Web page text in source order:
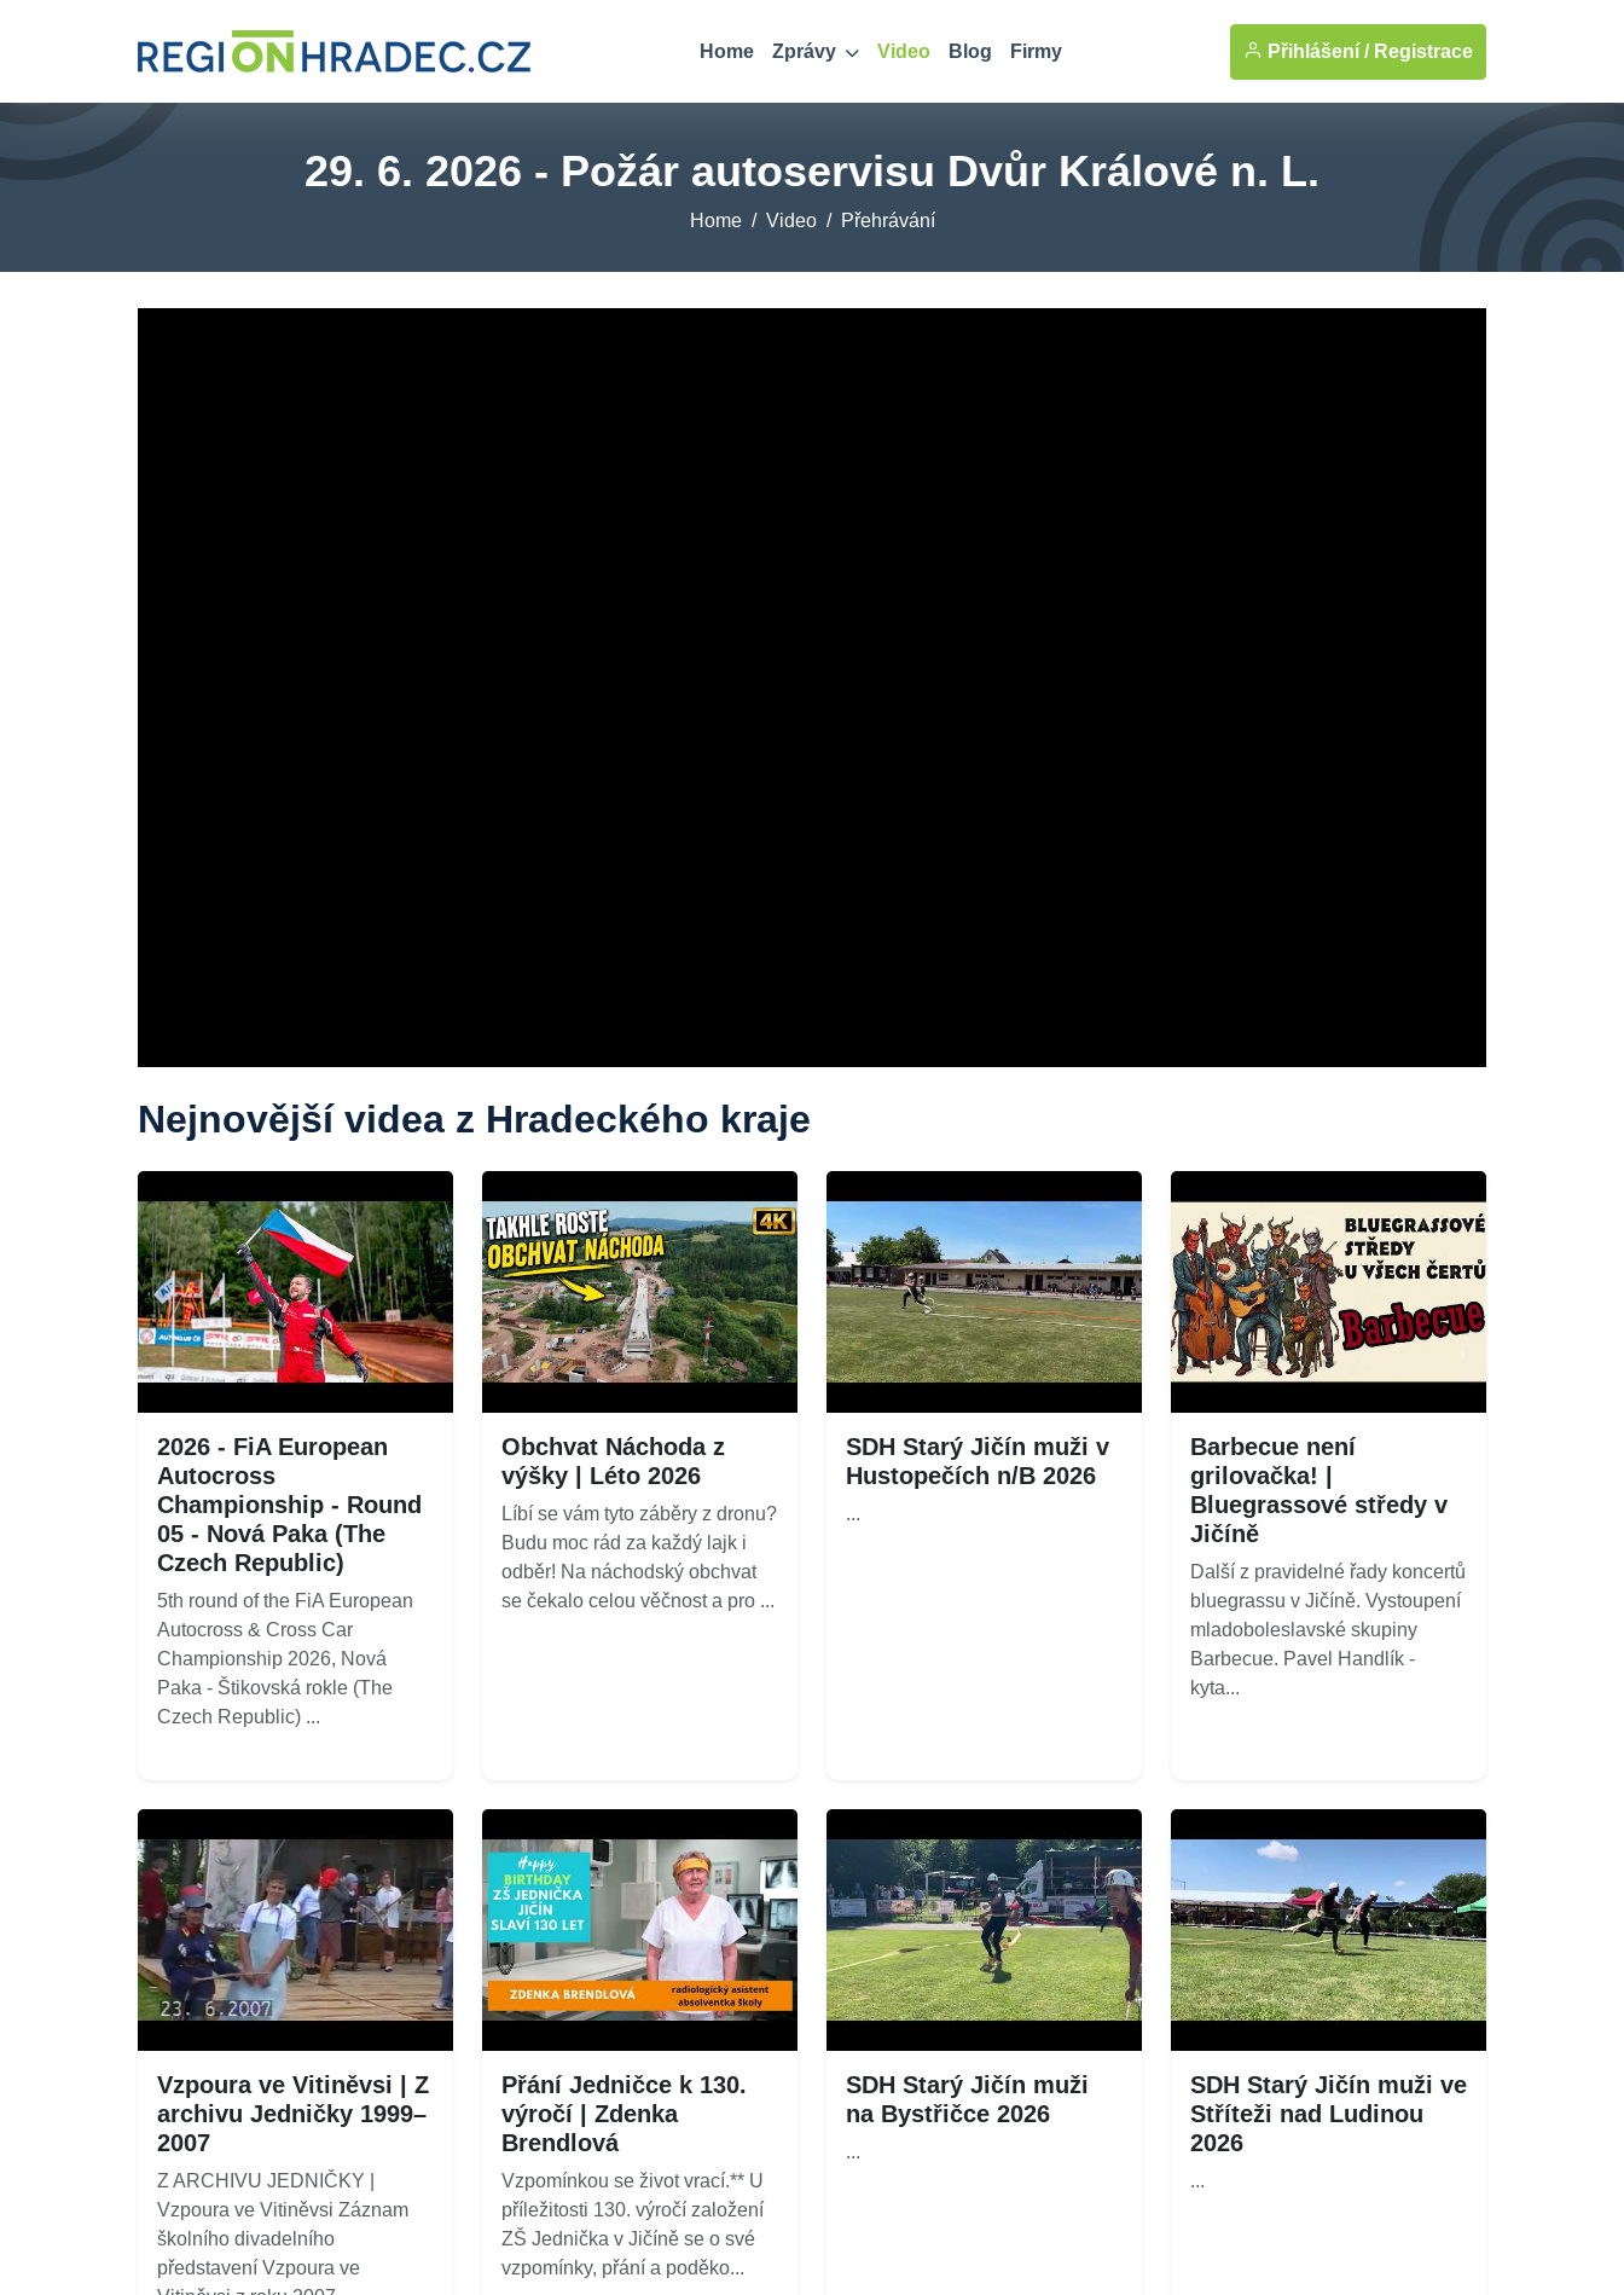
Home Zprávy Video Blog Firmy Přihlášení / Registrace
29. 6. 2026 - Požár autoservisu Dvůr Králové n. L.
Home Video Přehrávání
Nejnovější videa z Hradeckého kraje
2026 - FiA European
Autocross
Championship - Round
05 - Nová Paka (The
Czech Republic)
5th round of the FiA European
Autocross & Cross Car
Championship 2026, Nová
Paka - Štikovská rokle (The
Czech Republic) ...
Obchvat Náchoda z
výšky | Léto 2026
Líbí se vám tyto záběry z dronu?
Budu moc rád za každý lajk i
odběr! Na náchodský obchvat
se čekalo celou věčnost a pro ...
SDH Starý Jičín muži v
Hustopečích n/B 2026
...
Barbecue není
grilovačka! |
Bluegrassové středy v
Jičíně
Další z pravidelné řady koncertů
bluegrassu v Jičíně. Vystoupení
mladoboleslavské skupiny
Barbecue. Pavel Handlík -
kyta...
Vzpoura ve Vitiněvsi | Z
archivu Jedničky 1999–
2007
Z ARCHIVU JEDNIČKY |
Vzpoura ve Vitiněvsi Záznam
školního divadelního
představení Vzpoura ve
Přání Jedničce k 130.
výročí | Zdenka
Brendlová
Vzpomínkou se život vrací.** U
příležitosti 130. výročí založení
ZŠ Jednička v Jičíně se o své
vzpomínky, přání a poděko...
SDH Starý Jičín muži
na Bystřičce 2026
...
SDH Starý Jičín muži ve
Stříteži nad Ludinou
2026
...